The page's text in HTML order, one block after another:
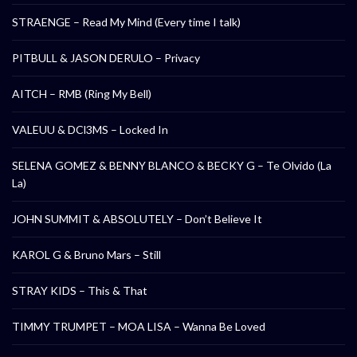
STRAENGE – Read My Mind (Every time I talk)
PITBULL & JASON DERULO – Privacy
AITCH – RMB (Ring My Bell)
VALEUU & DCl3MS – Locked In
SELENA GOMEZ & BENNY BLANCO & BECKY G – Te Olvido (La
La)
JOHN SUMMIT & ABSOLUTELY – Don’t Believe It
KAROL G & Bruno Mars – Still
STRAY KIDS – This & That
TIMMY TRUMPET – MOA LISA – Wanna Be Loved